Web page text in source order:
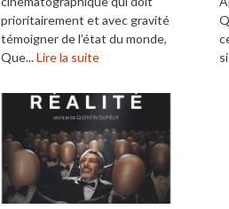
prioritairement et avec gravité
témoigner de l’état du monde,
Que...Lire la suite